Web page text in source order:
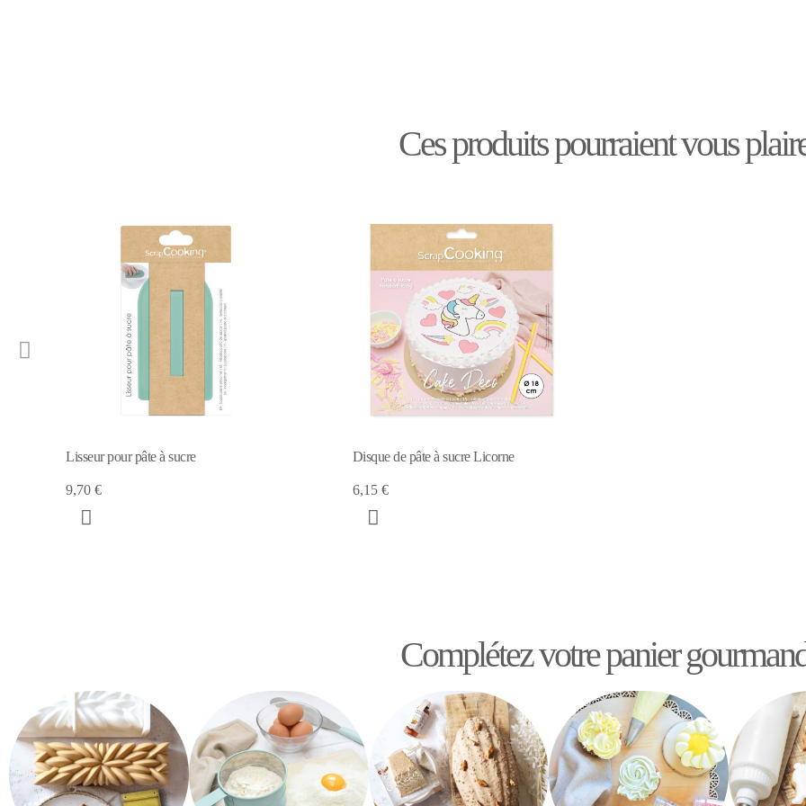
Ces produits pourraient vous
Lisseur pour pâte à sucre
9,70 €
Disque de pâte à sucre Licorne
6,15 €
Complétez votre panier